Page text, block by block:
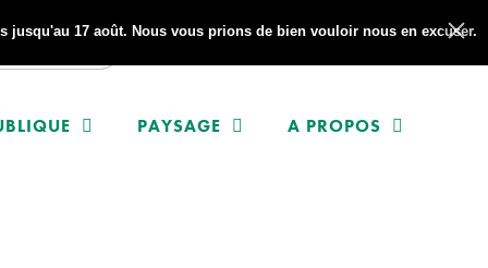
PAYSAGE A PROPOS
jusqu'au 17 août. Nous vous prions de bien vouloir nous en excuser.